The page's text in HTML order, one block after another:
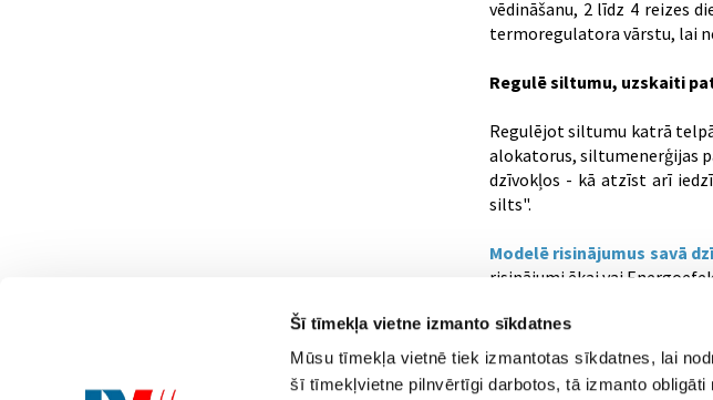
Šī tīmekļa vietne izmanto sīkdatnes
Mūsu tīmekļa vietnē tiek izmantotas sīkdatnes, lai
šī tīmekļvietne pilnvērtīgi darbotos, tā izmanto
vēdināšanu, 2 līdz 4 reizes
termoregulatora vārstu, lai
Regulē siltumu, uzskaiti
Regulējot siltumu katrā
alokatorus, siltumenerģijas
dzīvokļos - kā atzīst arī
silts".
Modelē risinājumus savā
risinājumi ēkai vai